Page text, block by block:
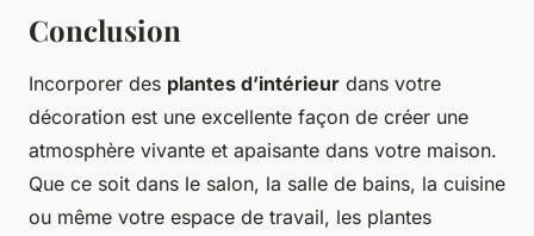
Conclusion
Incorporer des plantes d’intérieur dans votre
décoration est une excellente façon de créer une
atmosphère vivante et apaisante dans votre maison.
Que ce soit dans le salon, la salle de bains, la cuisine
ou même votre espace de travail, les plantes